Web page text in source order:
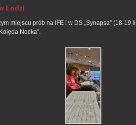
Łodzi
miejscu prób na IFE i w DS „Synapsa” (18-19
Nocka”.